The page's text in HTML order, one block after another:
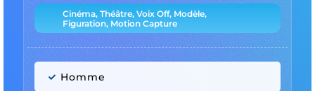
Cinéma, Théâtre, Voix Off, Modèle,
Figuration, Motion Capture
Homme